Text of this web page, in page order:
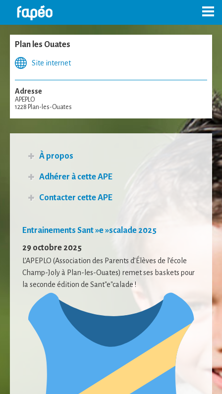
Plan les Ouates
Site internet
Adresse
APEPLO
1228 Plan-les-Ouates
À propos
Adhérer à cetteAPE
Contacter cetteAPE
Entrainements Sant »e »scalade 2025
29 octobre 2025
L’APEPLO (Association des Parents d’Élèves de l’école
Champ-Joly à Plan-les-Ouates) remet ses baskets pour
la seconde édition de Sant"e"calade !
Nécessaire
Ces cookies ne
facultatifs. Ils
sont